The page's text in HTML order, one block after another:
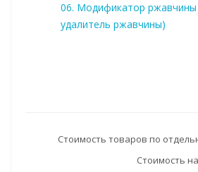
06. Модификатор ржавчины
удалитель ржавчины)
Стоимость товаров по
Стоимость